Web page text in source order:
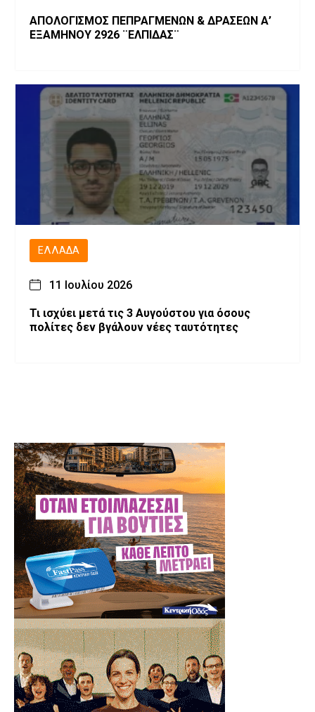
ΑΠΟΛΟΓΙΣΜΟΣ ΠΕΠΡΑΓΜΕΝΩΝ & ΔΡΑΣΕΩΝ Α’
ΕΞΑΜΗΝΟΥ 2926 ¨ΕΛΠΙΔΑΣ¨
ΕΛΛΆΔΑ
11 Ιουλίου 2026
Τι ισχύει μετά τις 3 Αυγούστου για όσους
πολίτες δεν βγάλουν νέες ταυτότητες